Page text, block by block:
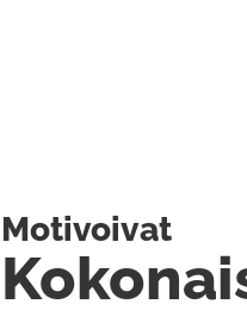
Motivoivat